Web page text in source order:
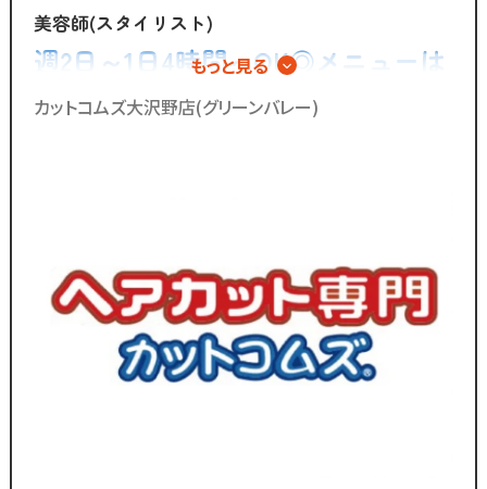
・清掃 など
カットスキルに自信がない」
応援します！！
ブランクのある
カット専門店の「カットコムズ」。
「今より稼げるけど、ホワイトな労働環境」
で一緒に働きませんか？
ブランクがあっても大丈夫！
数多くのスタッフ教育をしてきた
ノウハウによる安心の教育制度あり。
美容師(スタイリスト)
週2日～1日4時間～OK◎メニューは
カットのみ◎シャンプーやカラー、
もっと見る
カットコムズ大沢野店(グリーンバレー)